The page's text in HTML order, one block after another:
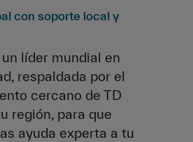
con soporte local y
líder mundial en
respaldada por el
cercano de TD
región, para que
ayuda experta a tu